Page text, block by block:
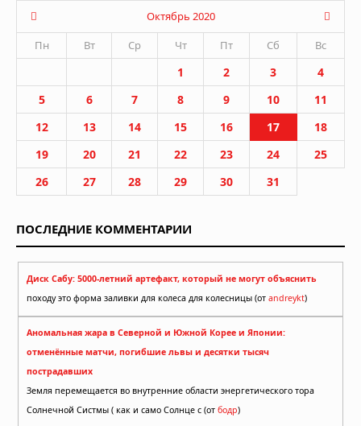
Октябрь 2020
Пн
Вт Ср Чт Пт Сб Вс
1 2 3
4
5
6 7 8 9 10
11
12
13 14 15 16 17
18
19
20 21 22 23 24
25
26
27 28 29 30 31
ПОСЛЕДНИЕ КОММЕНТАРИИ
Диск Сабу: 5000-летний артефакт, который не могут объяснить
походу это форма заливки для колеса для колесницы (от andreykt)
Аномальная жара в Северной и Южной Корее и Японии:
отменённые матчи, погибшие львы и десятки тысяч
пострадавших
Земля перемещается во внутренние области энергетического тора
Солнечной Систмы ( как и само Солнце с (от бодр)